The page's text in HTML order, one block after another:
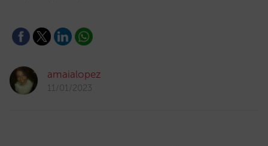
amaialopez
11/01/2023